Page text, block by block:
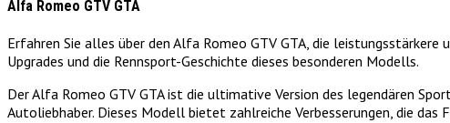
Alfa Romeo GTV GTA
Erfahren Sie alles über den Alfa Romeo GTV GTA, die leistungsstärkere
Upgrades und die Rennsport-Geschichte dieses besonderen Modells.
Der Alfa Romeo GTV GTA ist die ultimative Version des legendären
Autoliebhaber. Dieses Modell bietet zahlreiche Verbesserungen, die das